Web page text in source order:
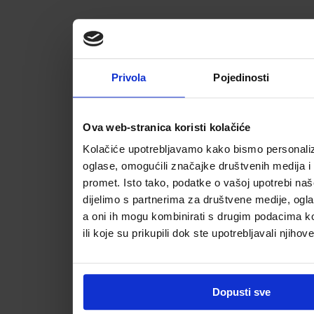
Privola Pojedinosti
Ova web-stranica koristi kolačiće
Kolačiće upotrebljavamo kako bismo
oglase, omogućili značajke društvenih medija i
promet. Isto tako, podatke o vašoj upotrebi
dijelimo s partnerima za društvene medije,
a oni ih mogu kombinirati s drugim podacima
ili koje su prikupili dok ste upotrebljavali
Dopusti sve